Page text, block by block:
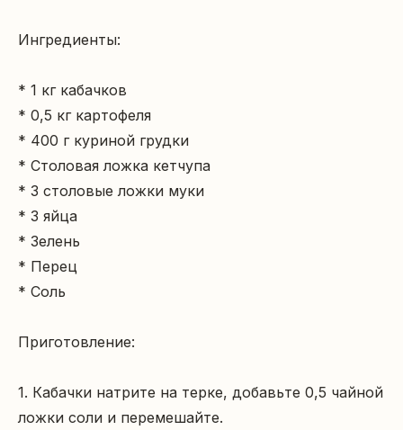
Ингредиенты:
* 1 кг кабачков
* 0,5 кг картофеля
* 400 г куриной грудки
* Столовая ложка кетчупа
* 3 столовые ложки муки
* 3 яйца
* Зелень
* Перец
* Соль
Приготовление:
1. Кабачки натрите на терке, добавьте 0,5 чайной
ложки соли и перемешайте.